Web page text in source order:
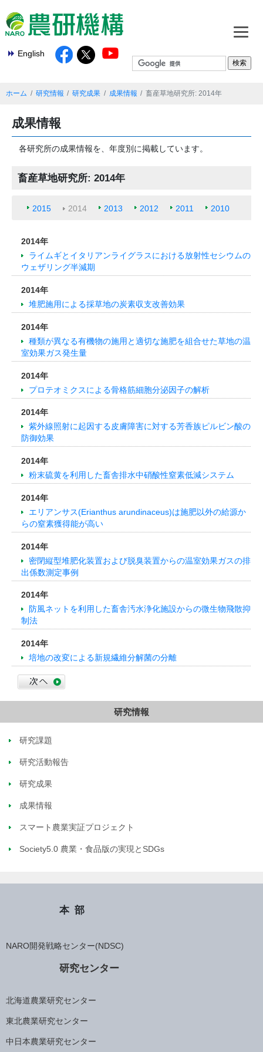
English
ホーム 研究情報 研究成果 成果情報 畜産草地研究所: 2014年
成果情報
各研究所の成果情報を、年度別に掲載しています。
畜産草地研究所: 2014年
2015 2014 2013 2012 2011 2010
2014年
ライムギとイタリアンライグラスにおける放射性セシウムの
ウェザリング半減期
2014年
堆肥施用による採草地の炭素収支改善効果
2014年
種類が異なる有機物の施用と適切な施肥を組合せた草地の温
室効果ガス発生量
2014年
プロテオミクスによる骨格筋細胞分泌因子の解析
2014年
紫外線照射に起因する皮膚障害に対する芳香族ピルビン酸の
防御効果
2014年
粉末硫黄を利用した畜舎排水中硝酸性窒素低減システム
2014年
エリアンサス(Erianthus arundinaceus)は施肥以外の給源か
らの窒素獲得能が高い
2014年
密閉縦型堆肥化装置および脱臭装置からの温室効果ガスの排
出係数測定事例
2014年
防風ネットを利用した畜舎汚水浄化施設からの微生物飛散抑
制法
2014年
培地の改変による新規繊維分解菌の分離
研究情報
研究課題
研究活動報告
研究成果
成果情報
スマート農業実証プロジェクト
Society5.0 農業・食品版の実現とSDGs
本部
NARO開発戦略センター(NDSC)
研究センター
北海道農業研究センター
東北農業研究センター
中日本農業研究センター